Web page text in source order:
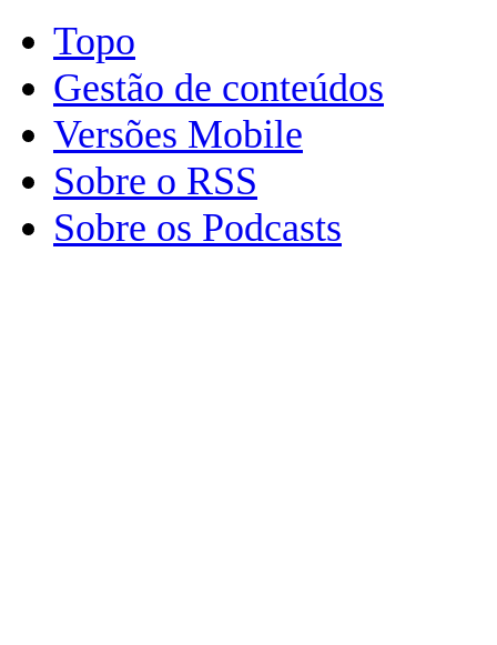
Topo
Gestão de conteúdos
Versões Mobile
Sobre o RSS
Sobre os Podcasts